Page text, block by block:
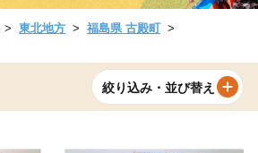
東北地方
福島県 古殿町
絞り込み・並び替え